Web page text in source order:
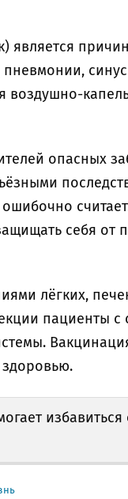
является
воздушно-
опасных
себя от
лёгких,
пациенты с
здоровью.
избавиться